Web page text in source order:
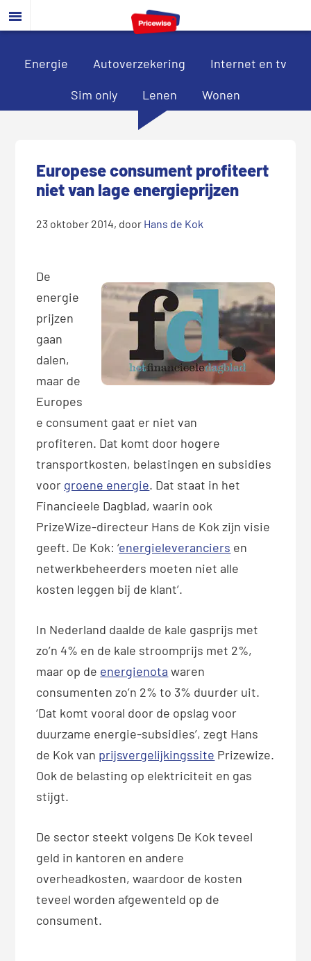
Door
naar
hoofd
Spring
naar
eerste
Spring
naar
voettekst
Energie Autoverzekering Internet en tv
Sim only Lenen Wonen
Europese consument profiteert
niet van lage energieprijzen
23 oktober 2014, door Hans de Kok
De
energie
prijzen
gaan
dalen,
maar de
Europes
e consument gaat er niet van
profiteren. Dat komt door hogere
transportkosten, belastingen en subsidies
voor groene energie. Dat staat in het
Financieele Dagblad, waarin ook
PrizeWize-directeur Hans de Kok zijn visie
geeft. De Kok: ‘energieleveranciers en
netwerkbeheerders moeten niet alle
kosten leggen bij de klant’.
In Nederland daalde de kale gasprijs met
zo’n 4% en de kale stroomprijs met 2%,
maar op de energienota waren
consumenten zo’n 2% to 3% duurder uit.
‘Dat komt vooral door de opslag voor
duurzame energie-subsidies’, zegt Hans
de Kok van prijsvergelijkingssite Prizewize.
Ook de belasting op elektriciteit en gas
stijgt.
De sector steekt volgens De Kok teveel
geld in kantoren en andere
overheadkosten, waardoor de kosten
teveel worden afgewenteld op de
consument.